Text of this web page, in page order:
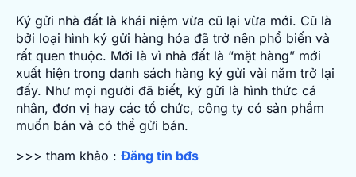
Ký gửi nhà đất là khái niệm vừa cũ lại vừa mới. Cũ là
bởi loại hình ký gửi hàng hóa đã trở nên phổ biến và
rất quen thuộc. Mới là vì nhà đất là “mặt hàng” mới
xuất hiện trong danh sách hàng ký gửi vài năm trở lại
đấy. Như mọi người đã biết, ký gửi là hình thức cá
nhân, đơn vị hay các tổ chức, công ty có sản phẩm
muốn bán và có thể gửi bán.
>>> tham khảo : Đăng tin bđs